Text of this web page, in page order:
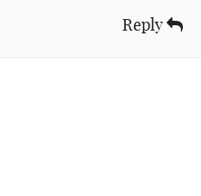
Reply